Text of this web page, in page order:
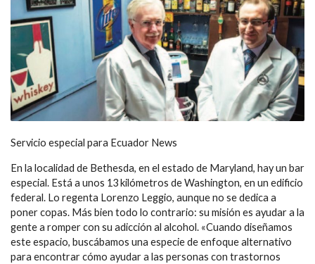
Servicio especial para Ecuador News
En la localidad de Bethesda, en el estado de Maryland, hay un bar
especial. Está a unos 13 kilómetros de Washington, en un edificio
federal. Lo regenta Lorenzo Leggio, aunque no se dedica a
poner copas. Más bien todo lo contrario: su misión es ayudar a la
gente a romper con su adicción al alcohol. «Cuando diseñamos
este espacio, buscábamos una especie de enfoque alternativo
para encontrar cómo ayudar a las personas con trastornos